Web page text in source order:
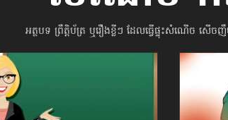
អត្ថបទ ព្រឹត្តិប័ត្រ ឬរឿងខ្លីៗ ដែលធ្វើផ្ទុះសំណើច សើ